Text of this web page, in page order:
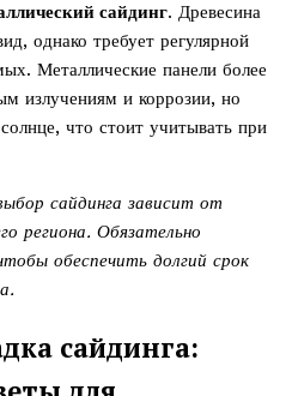
сайдинг. Древесина
однако требует регулярной
Металлические панели более
излучениям и коррозии, но
что стоит учитывать при
сайдинга зависит от
региона. Обязательно
обеспечить долгий срок
сайдинга: